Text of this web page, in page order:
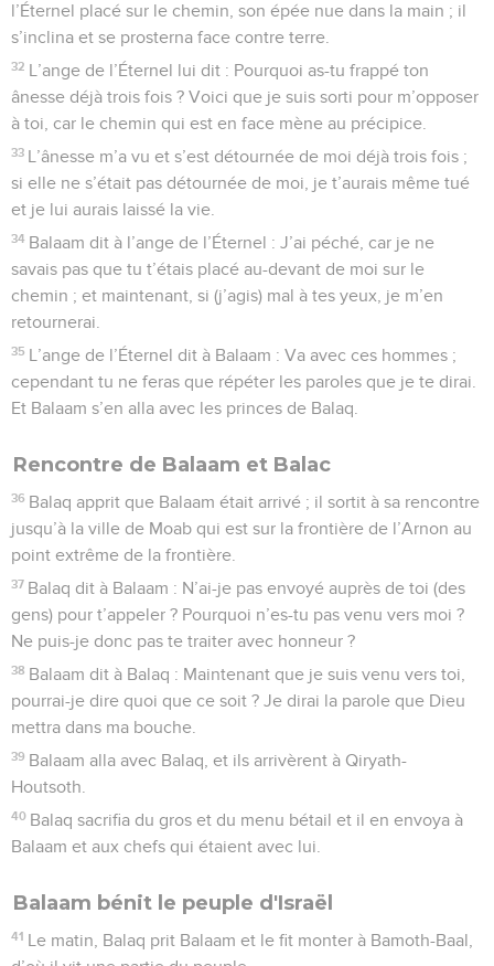
l’Éternel placé sur le chemin, son épée nue dans la main ; il
s’inclina et se prosterna face contre terre.
32 L’ange de l’Éternel lui dit : Pourquoi as-tu frappé ton
ânesse déjà trois fois ? Voici que je suis sorti pour m’opposer
à toi, car le chemin qui est en face mène au précipice.
33 L’ânesse m’a vu et s’est détournée de moi déjà trois fois ;
si elle ne s’était pas détournée de moi, je t’aurais même tué
et je lui aurais laissé la vie.
34 Balaam dit à l’ange de l’Éternel : J’ai péché, car je ne
savais pas que tu t’étais placé au-devant de moi sur le
chemin ; et maintenant, si (j’agis) mal à tes yeux, je m’en
retournerai.
35 L’ange de l’Éternel dit à Balaam : Va avec ces hommes ;
cependant tu ne feras que répéter les paroles que je te dirai.
Et Balaam s’en alla avec les princes de Balaq.
Rencontre de Balaam et Balac
36 Balaq apprit que Balaam était arrivé ; il sortit à sa rencontre
jusqu’à la ville de Moab qui est sur la frontière de l’Arnon au
point extrême de la frontière.
37 Balaq dit à Balaam : N’ai-je pas envoyé auprès de toi (des
gens) pour t’appeler ? Pourquoi n’es-tu pas venu vers moi ?
Ne puis-je donc pas te traiter avec honneur ?
38 Balaam dit à Balaq : Maintenant que je suis venu vers toi,
pourrai-je dire quoi que ce soit ? Je dirai la parole que Dieu
mettra dans ma bouche.
39 Balaam alla avec Balaq, et ils arrivèrent à Qiryath-
Houtsoth.
40 Balaq sacrifia du gros et du menu bétail et il en envoya à
Balaam et aux chefs qui étaient avec lui.
Balaam bénit le peuple d'Israël
41 Le matin, Balaq prit Balaam et le fit monter à Bamoth-Baal,